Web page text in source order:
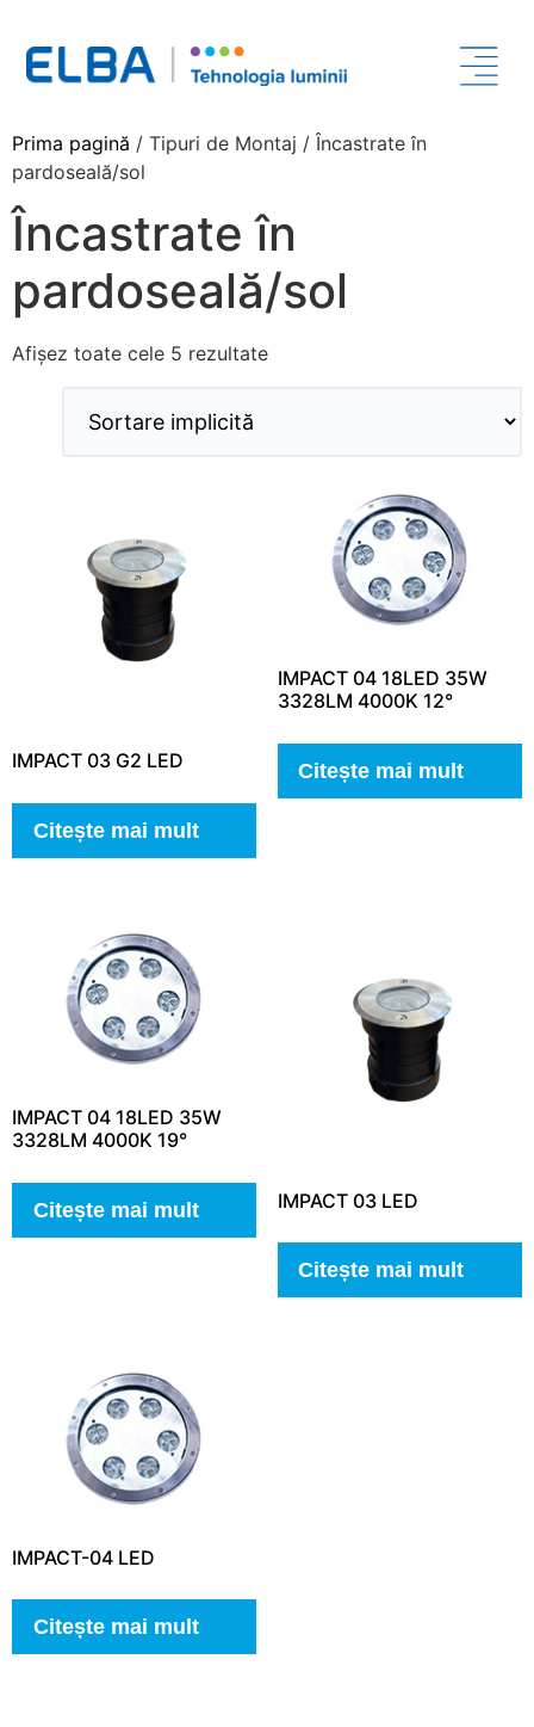
Prima pagină / Tipuri de Montaj / Încastrate în
pardoseală/sol
Încastrate în
pardoseală/sol
Afișez toate cele 5 rezultate
IMPACT 03 G2 LED
Citește mai mult
IMPACT 04 18LED 35W
3328LM 4000K 12°
Citește mai mult
IMPACT 04 18LED 35W
3328LM 4000K 19°
Citește mai mult IMPACT 03 LED
Citește mai mult
IMPACT-04 LED
Citește mai mult